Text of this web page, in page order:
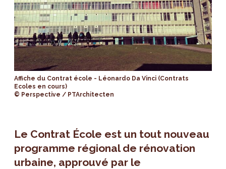
Affiche du Contrat école - Léonardo Da Vinci (Contrats
Ecoles en cours)
© Perspective / PTArchitecten
Le Contrat École est un tout nouveau
programme régional de rénovation
urbaine, approuvé par le